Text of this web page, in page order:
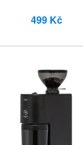
499 Kč